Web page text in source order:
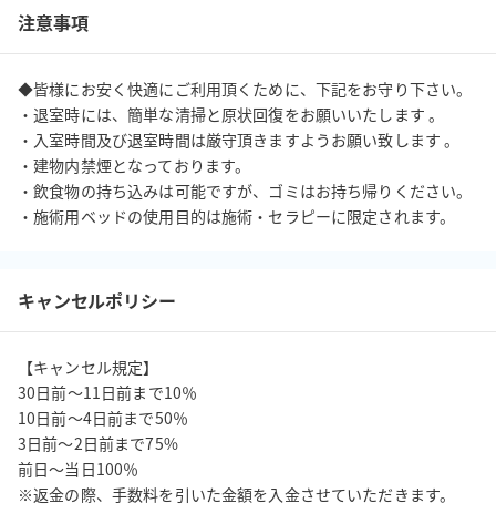
忘れ、静かで落ち着いた環境で集中できます。
レンタルサロン Step赤坂で、あなたのビジネスや趣味をさらに充
実させましょう。心地よい空間で、素敵なひとときをお楽しみく
ださい。お待ちしております！ 🌿✨
当スペースはエレベーターのない建物の5階に位置しており、
用には適しておりません。
ご不安な点がある場合は、事前にお問い合わせください。
注意事項
◆皆様にお安く快適にご利用頂くために、下記をお守り下さい。
・退室時には、簡単な清掃と原状回復をお願いいたします 。
・入室時間及び退室時間は厳守頂きますようお願い致します 。
・建物内禁煙となっております。
・飲食物の持ち込みは可能ですが、ゴミはお持ち帰りください。
・施術用ベッドの使用目的は施術・セラピーに限定されます。
キャンセルポリシー
【キャンセル規定】
30日前〜11日前まで10％
10日前〜4日前まで50％
3日前〜2日前まで75%
前日〜当日100％
※返金の際、手数料を引いた金額を入金させていただきます。